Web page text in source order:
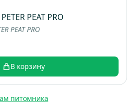
PEAT PRO
PEAT PRO
В корзину
питомника